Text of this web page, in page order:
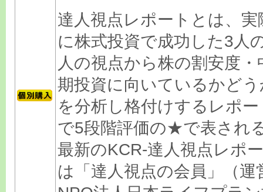
達人視点レポートとは、実
に株式投資で成功した3人
人の視点から株の割安度・
期投資に向いているかど
を分析し格付けするレポー
で5段階評価の★で表され
最新のKCR-達人視点レポ
は「達人視点の会員」（運